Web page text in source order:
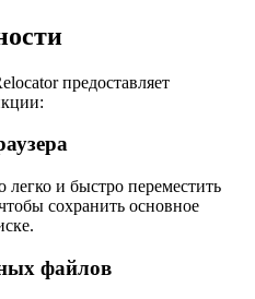
предоставляет
и быстро переместить
сохранить основное
файлов